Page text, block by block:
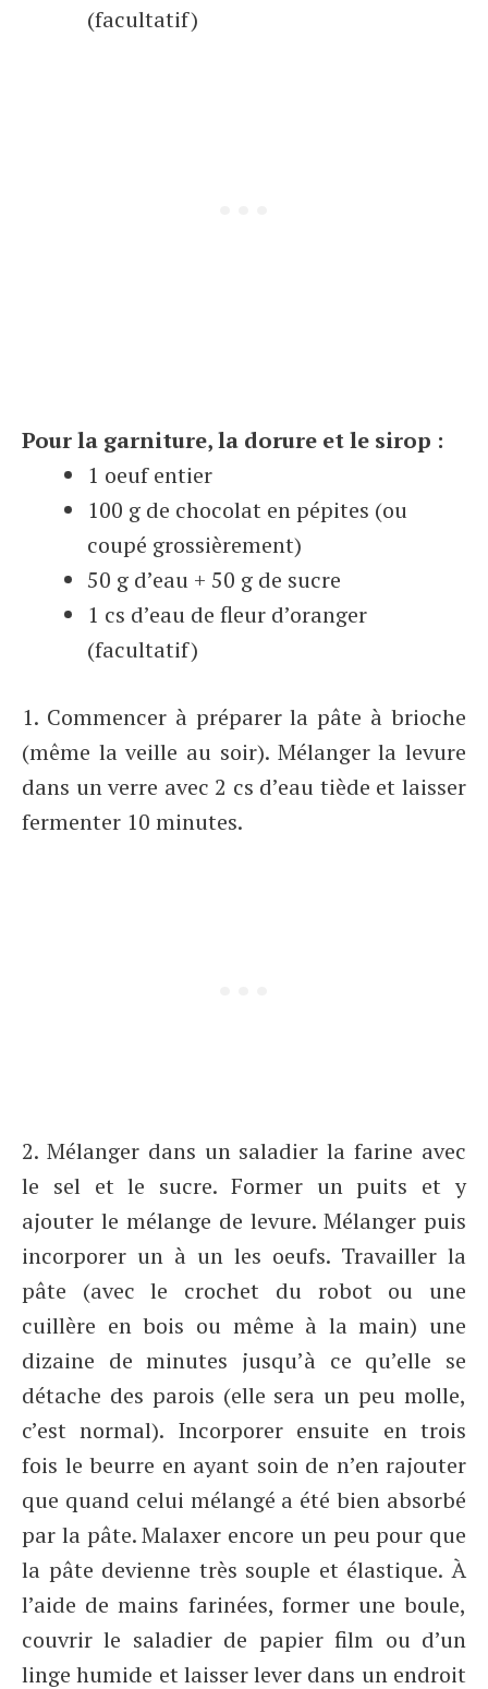
(facultatif)
Pour la garniture, la dorure et le sirop :
1 oeuf entier
100 g de chocolat en pépites (ou
coupé grossièrement)
50 g d’eau + 50 g de sucre
1 cs d’eau de fleur d’oranger
(facultatif)
1. Commencer à préparer la pâte à brioche
(même la veille au soir). Mélanger la levure
dans un verre avec 2 cs d’eau tiède et laisser
fermenter 10 minutes.
2. Mélanger dans un saladier la farine avec
le sel et le sucre. Former un puits et y
ajouter le mélange de levure. Mélanger puis
incorporer un à un les oeufs. Travailler la
pâte (avec le crochet du robot ou une
cuillère en bois ou même à la main) une
dizaine de minutes jusqu’à ce qu’elle se
détache des parois (elle sera un peu molle,
c’est normal). Incorporer ensuite en trois
fois le beurre en ayant soin de n’en rajouter
que quand celui mélangé a été bien absorbé
par la pâte. Malaxer encore un peu pour que
la pâte devienne très souple et élastique. À
l’aide de mains farinées, former une boule,
couvrir le saladier de papier film ou d’un
linge humide et laisser lever dans un endroit